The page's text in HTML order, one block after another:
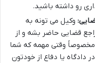
رو داشته باشید.
وکیل می تونه به
قضایی حاضر بشه و از
وقتی مهمه که شما
یا دفاع از خودتون